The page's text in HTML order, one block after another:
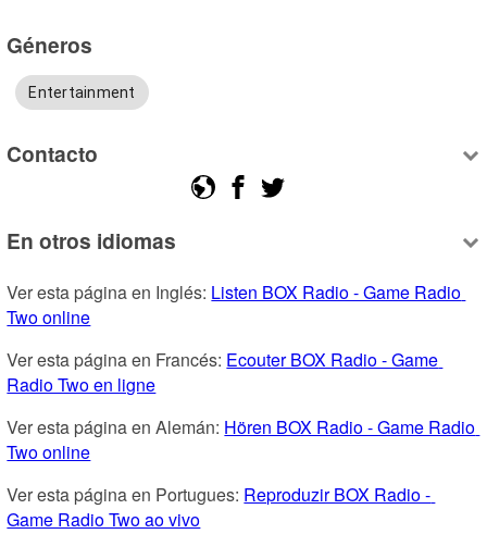
Géneros
Entertainment
Contacto
En otros idiomas
Ver esta página en Inglés: Listen BOX Radio - Game Radio
Two online
Ver esta página en Francés: Ecouter BOX Radio - Game
Radio Two en ligne
Ver esta página en Alemán: Hören BOX Radio - Game Radio
Two online
Ver esta página en Portugues: Reproduzir BOX Radio -
Game Radio Two ao vivo